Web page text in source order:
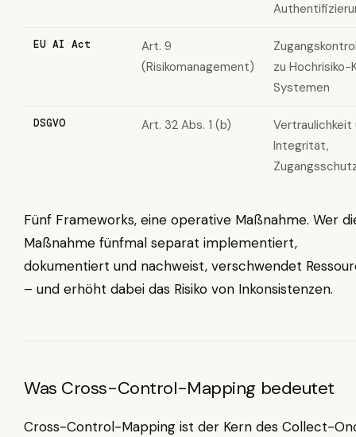
EU AI Act
Art. 9
(Risikomanagement)
zu Hochrisiko-
Systemen
DSGVO Art. 32 Abs. 1 (b)
Vertraulichkeit
Integrität,
Fünf Frameworks, eine operative Maßnahme. Wer
Maßnahme fünfmal separat implementiert,
dokumentiert und nachweist, verschwendet
– und erhöht dabei das Risiko von Inkonsistenzen.
Was Cross-Control-Mapping bedeutet
Cross-Control-Mapping ist der Kern des Collect-